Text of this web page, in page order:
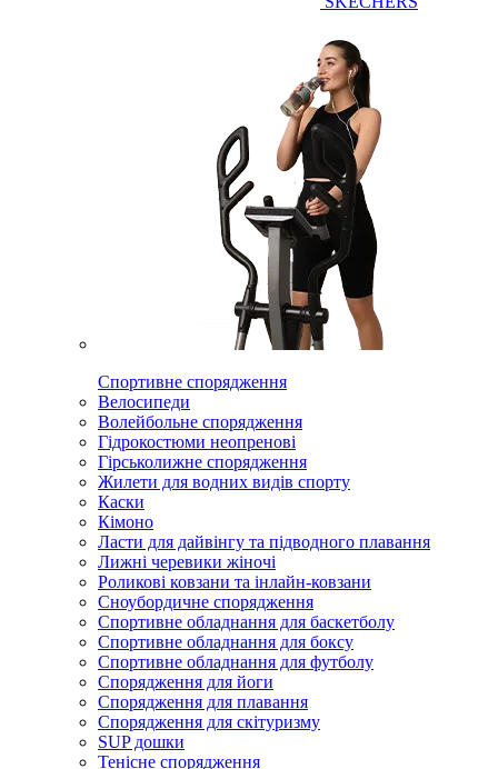
Спортивне спорядження
Велосипеди
Волейбольне спорядження
Гідрокостюми неопренові
Гірськолижне спорядження
Жилети для водних видів спорту
Каски
Кімоно
Ласти для дайвінгу та підводного плавання
Лижні черевики жіночі
Роликові ковзани та інлайн-ковзани
Сноубордичне спорядження
Спортивне обладнання для баскетболу
Спортивне обладнання для боксу
Спортивне обладнання для футболу
Спорядження для йоги
Спорядження для плавання
Спорядження для скітуризму
SUP дошки
Тенісне спорядження